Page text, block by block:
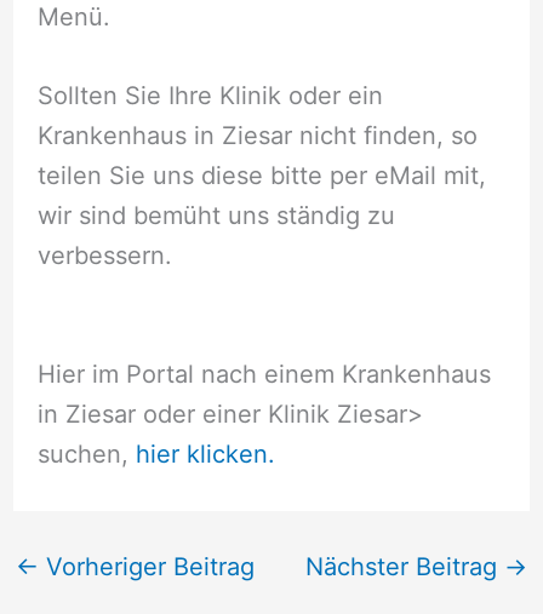
Menü.
Sollten Sie Ihre Klinik oder ein
Krankenhaus in Ziesar nicht finden, so
teilen Sie uns diese bitte per eMail mit,
wir sind bemüht uns ständig zu
verbessern.
Hier im Portal nach einem Krankenhaus
in Ziesar oder einer Klinik Ziesar>
suchen, hier klicken.
← Vorheriger Beitrag Nächster Beitrag →